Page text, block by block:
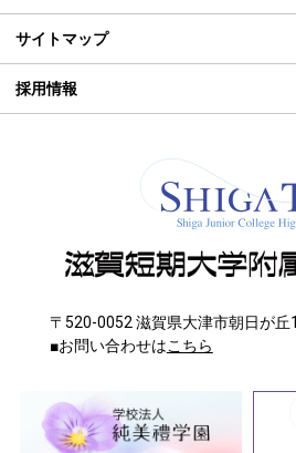
ご住所変更
サイトマップ
採用情報
〒520-0052 滋賀県大津市朝日が丘
■お問い合わせはこちら